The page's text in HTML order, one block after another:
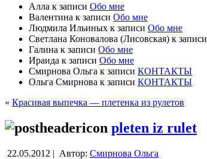
Алла к записи Обо мне
Валентина к записи Обо мне
Людмила Ильиных к записи Обо мне
Светлана Коновалова (Лисовская) к записи
Галина к записи Обо мне
Ираида к записи Обо мне
Смирнова Ольга к записи КОНТАКТЫ
Ольга Смирнова к записи КОНТАКТЫ
« Красивая выпечка — плетенка из рулетов
pleten iz rulet
22.05.2012 | Автор: Смирнова Ольга